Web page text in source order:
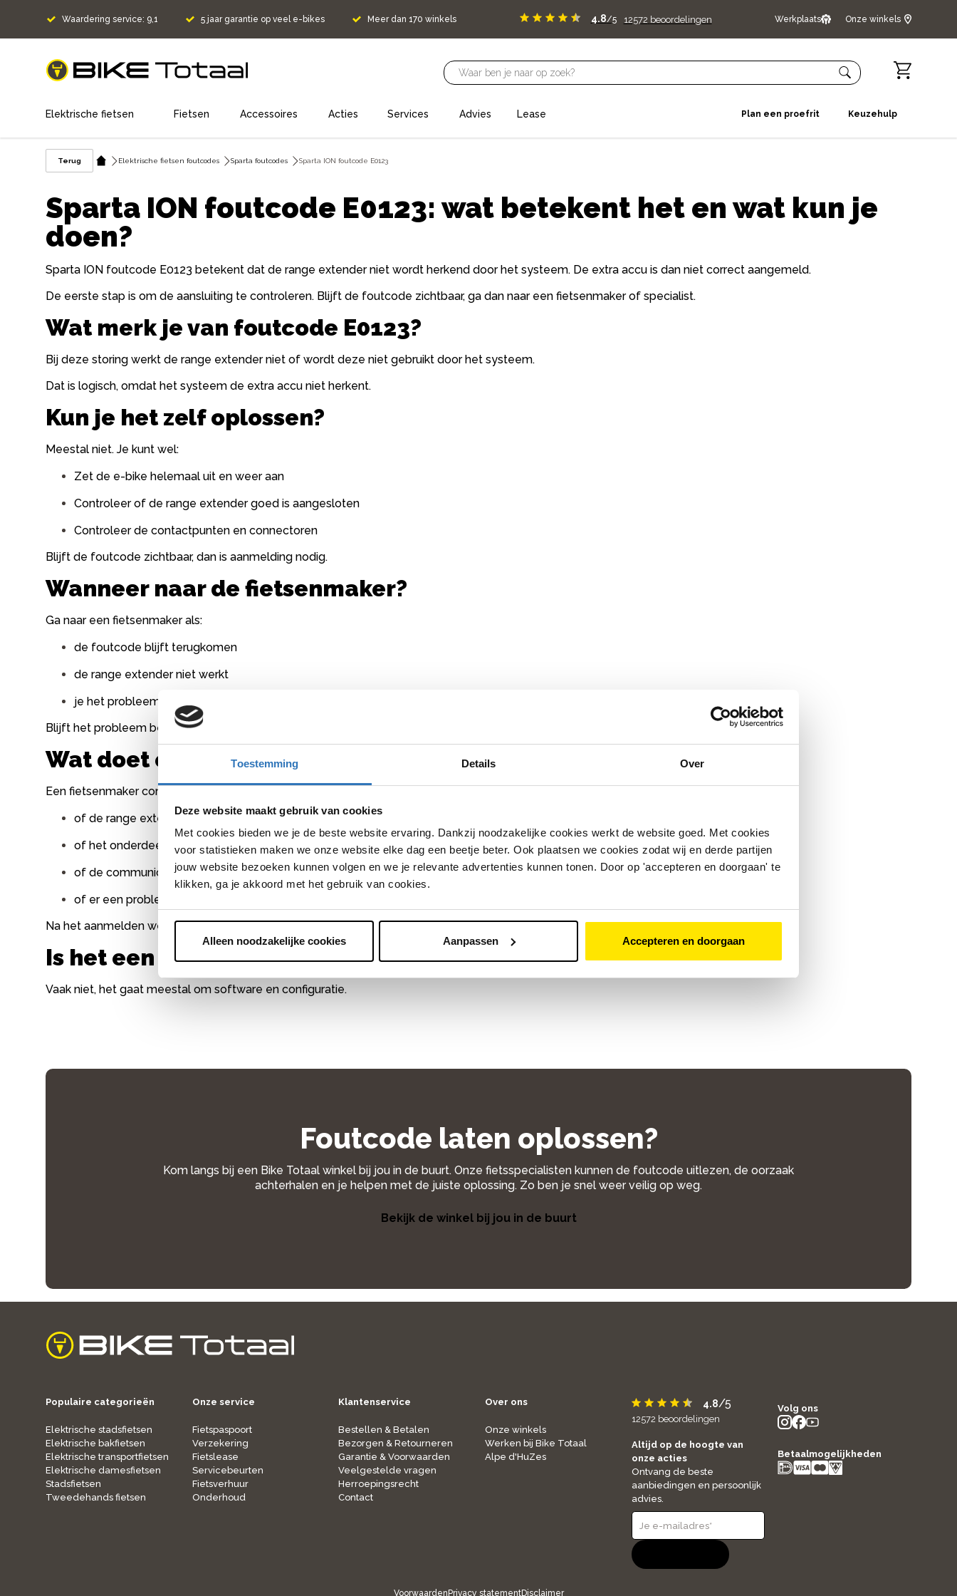
Toestemming Details Over
Deze website maakt gebruik van cookies
Met cookies bieden we je de beste website ervaring. Dankzij noodzakelijke cookies werkt de website goed. Met cookies
voor statistieken maken we onze website elke dag een beetje beter. Ook plaatsen we cookies zodat wij en derde partijen
jouw website bezoeken kunnen volgen en we je relevante advertenties kunnen tonen. Door op 'accepteren en doorgaan' te
klikken, ga je akkoord met het gebruik van cookies.
Alleen noodzakelijke cookies Aanpassen Accepteren en doorgaan
Waardering service: 9,1 5 jaar garantie op veel e-bikes Meer dan 170 winkels 4.8/5 12572 beoordelingen Werkplaats Onze winkels
home
Elektrische fietsen Fietsen Accessoires Acties Services Advies Lease Plan een proefrit Keuzehulp
Terug Elektrische fietsen foutcodes Sparta foutcodes Sparta ION foutcode E0123
Sparta ION foutcode E0123: wat betekent het en wat kun je
doen?
Sparta ION foutcode E0123 betekent dat de range extender niet wordt herkend door het systeem. De extra accu is dan niet correct aangemeld.
De eerste stap is om de aansluiting te controleren. Blijft de foutcode zichtbaar, ga dan naar een fietsenmaker of specialist.
Wat merk je van foutcode E0123?
Bij deze storing werkt de range extender niet of wordt deze niet gebruikt door het systeem.
Dat is logisch, omdat het systeem de extra accu niet herkent.
Kun je het zelf oplossen?
Meestal niet. Je kunt wel:
Zet de e-bike helemaal uit en weer aan
Controleer of de range extender goed is aangesloten
Controleer de contactpunten en connectoren
Blijft de foutcode zichtbaar, dan is aanmelding nodig.
Wanneer naar de fietsenmaker?
Ga naar een fietsenmaker als:
de foutcode blijft terugkomen
de range extender niet werkt
je het probleem niet direct kunt oplossen
Blijft het probleem bestaan, laat dan de extender aanmelden in het systeem.
Wat doet een fietsenmaker?
Een fietsenmaker controleert meestal:
of de range extender correct is aangesloten
of het onderdeel is aangemeld in de software
of de communicatie goed werkt
of er een probleem zit in het systeem
Na het aanmelden werkt de extender meestal weer normaal.
Is het een dure reparatie?
Vaak niet, het gaat meestal om software en configuratie.
Foutcode laten oplossen?
Kom langs bij een Bike Totaal winkel bij jou in de buurt. Onze fietsspecialisten kunnen de foutcode uitlezen, de oorzaak
achterhalen en je helpen met de juiste oplossing. Zo ben je snel weer veilig op weg.
Bekijk de winkel bij jou in de buurt
home
Populaire categorieën
Elektrische stadsfietsen
Elektrische bakfietsen
Elektrische transportfietsen
Elektrische damesfietsen
Stadsfietsen
Tweedehands fietsen
Onze service
Fietspaspoort
Verzekering
Fietslease
Servicebeurten
Fietsverhuur
Onderhoud
Klantenservice
Bestellen & Betalen
Bezorgen & Retourneren
Garantie & Voorwaarden
Veelgestelde vragen
Herroepingsrecht
Contact
Over ons
Onze winkels
Werken bij Bike Totaal
Alpe d'HuZes
4.8/5
12572 beoordelingen
Altijd op de hoogte van
onze acties
Ontvang de beste
aanbiedingen en persoonlijk
advies.
Volg ons
instagram
facebook
Betaalmogelijkheden
Voorwaarden Privacy statementDisclaimer